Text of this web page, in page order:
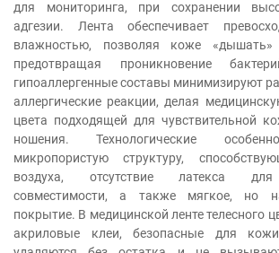
для мониторинга, при сохранении
адгезии. Лента обеспечивает
влажностью, позволяя коже
предотвращая проникновение
гипоаллергенные составы минимизируют
аллергические реакции, делая
цвета подходящей для чувствительной
ношения. Технологические
микропористую структуру,
воздуха, отсутствие латекса для
совместимости, а также мягкое, но
покрытие. В медицинской ленте телесного
акриловые клеи, безопасные для